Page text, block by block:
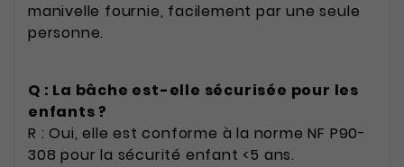
manivelle fournie, facilement par une seule
personne.
Q : La bâche est-elle sécurisée pour les
enfants ?
R : Oui, elle est conforme à la norme NF P90-
308 pour la sécurité enfant <5 ans.